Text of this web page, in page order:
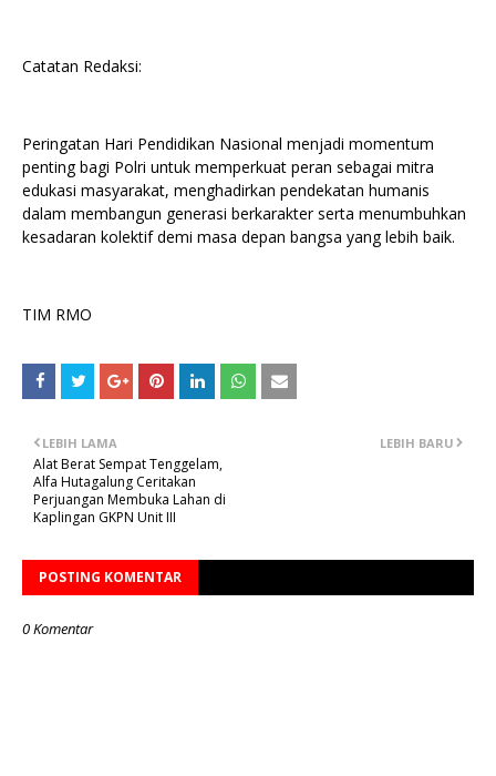
Catatan Redaksi:
Peringatan Hari Pendidikan Nasional menjadi momentum
penting bagi Polri untuk memperkuat peran sebagai mitra
edukasi masyarakat, menghadirkan pendekatan humanis
dalam membangun generasi berkarakter serta menumbuhkan
kesadaran kolektif demi masa depan bangsa yang lebih baik.
TIM RMO
LEBIH BARU
LEBIH LAMA
Alat Berat Sempat Tenggelam,
Alfa Hutagalung Ceritakan
Perjuangan Membuka Lahan di
Kaplingan GKPN Unit III
POSTING KOMENTAR
0 Komentar